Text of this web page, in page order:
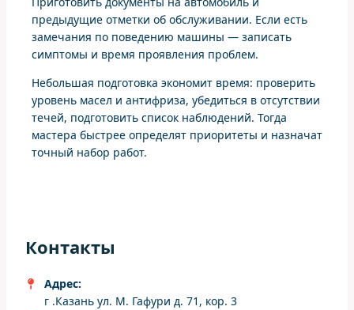
предыдущие отметки об обслуживании. Если есть
замечания по поведению машины — записать
симптомы и время проявления проблем.
Небольшая подготовка экономит время: проверить
уровень масел и антифриза, убедиться в отсутствии
течей, подготовить список наблюдений. Тогда
мастера быстрее определят приоритеты и назначат
точный набор работ.
Контакты
Адрес:
г .Казань ул. М. Гафури д. 71, кор. 3